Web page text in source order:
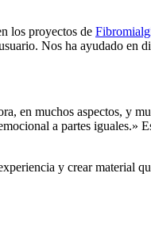
los proyectos de
Nos ha ayudado en
en muchos aspectos, y
a partes iguales.»
y crear material